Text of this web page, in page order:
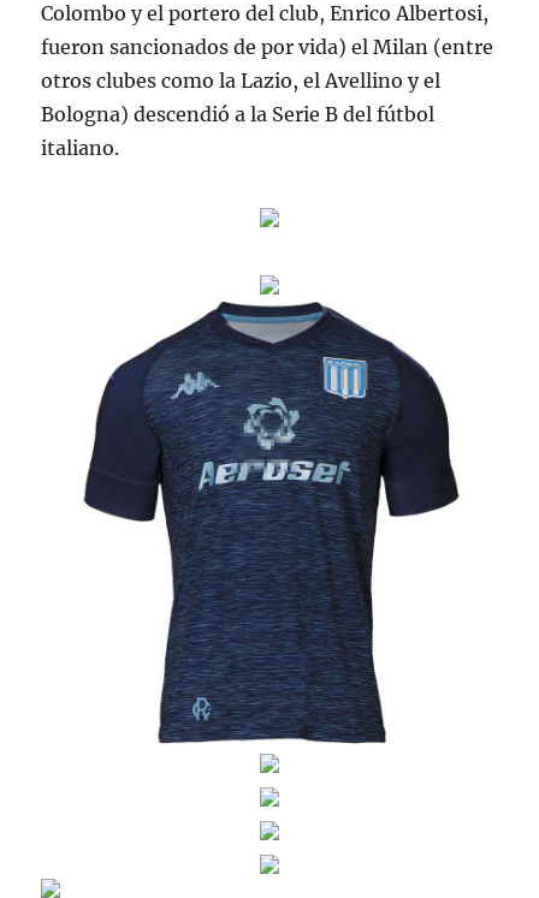
Colombo y el portero del club, Enrico Albertosi,
fueron sancionados de por vida) el Milan (entre
otros clubes como la Lazio, el Avellino y el
Bologna) descendió a la Serie B del fútbol
italiano.